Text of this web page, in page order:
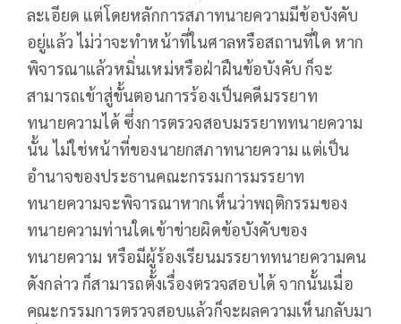
ละเอียด แต่โดยหลักการสภาทนายความมีข้อบังคับ
อยู่แล้ว ไม่ว่าจะทำหน้าที่ในศาลหรือสถานที่ใด หาก
พิจารณาแล้วหมิ่นเหม่หรือฝ่าฝืนข้อบังคับ ก็จะ
สามารถเข้าสู่ขั้นตอนการร้องเป็นคดีมรรยาท
ทนายความได้ ซึ่งการตรวจสอบมรรยาททนายความ
นั้น ไม่ใช่หน้าที่ของนายกสภาทนายความ แต่เป็น
อำนาจของประธานคณะกรรมการมรรยาท
ทนายความจะพิจารณาหากเห็นว่าพฤติกรรมของ
ทนายความท่านใดเข้าข่ายผิดข้อบังคับของ
ทนายความ หรือมีผู้ร้องเรียนมรรยาททนายความคน
ดังกล่าว ก็สามารถตั้งเรื่องตรวจสอบได้ จากนั้นเมื่อ
คณะกรรมการตรวจสอบแล้วก็จะผลความเห็นกลับมา